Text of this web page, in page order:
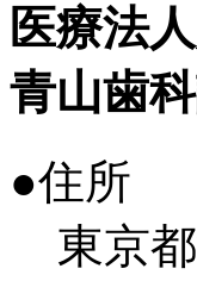
医療法
青山歯
●住所
東京